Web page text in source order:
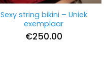
Sexy string bikini – Uniek
exemplaar
€250.00